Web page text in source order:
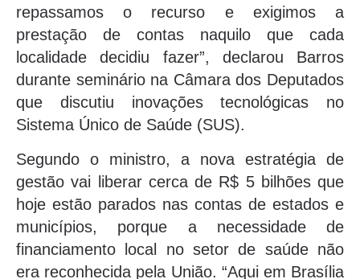
repassamos o recurso e exigimos a
prestação de contas naquilo que cada
localidade decidiu fazer”, declarou Barros
durante seminário na Câmara dos Deputados
que discutiu inovações tecnológicas no
Sistema Único de Saúde (SUS).
Segundo o ministro, a nova estratégia de
gestão vai liberar cerca de R$ 5 bilhões que
hoje estão parados nas contas de estados e
municípios, porque a necessidade de
financiamento local no setor de saúde não
era reconhecida pela União. “Aqui em Brasília